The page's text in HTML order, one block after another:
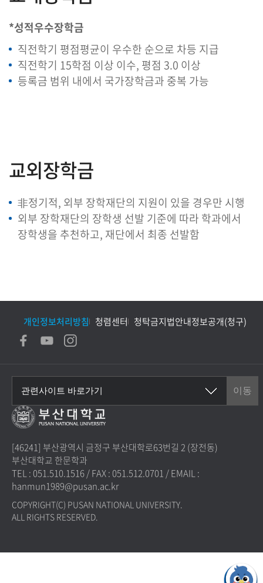
*성적우수장학금
직전학기 평점평균이 우수한 순으로 차등 지급
직전학기 15학점 이상 이수, 평점 3.0 이상
등록금 범위 내에서 국가장학금과 중복 가능
교외장학금
非정기적, 외부 장학재단의 지원이 있을 경우만 시행
외부 장학재단의 장학생 선발 기준에 따라 학과에서
장학생을 추천하고, 재단에서 최종 선발함
개인정보처리방침 청렴센터 청탁금지법안내정보공개(청구)
[46241] 부산광역시 금정구 부산대학로63번길 2 (장전동)
부산대학교 한문학과
TEL : 051.510.1516/FAX : 051.512.0701 /EMAIL :
hanmun1989@pusan.ac.kr
COPYRIGHT(C) PUSAN NATIONAL UNIVERSITY.
ALL RIGHTS RESERVED.